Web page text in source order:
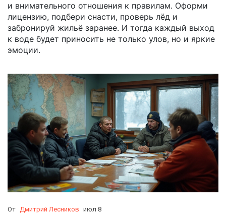
и внимательного отношения к правилам. Оформи
лицензию, подбери снасти, проверь лёд и
забронируй жильё заранее. И тогда каждый выход
к воде будет приносить не только улов, но и яркие
эмоции.
От Дмитрий Лесников июл 8